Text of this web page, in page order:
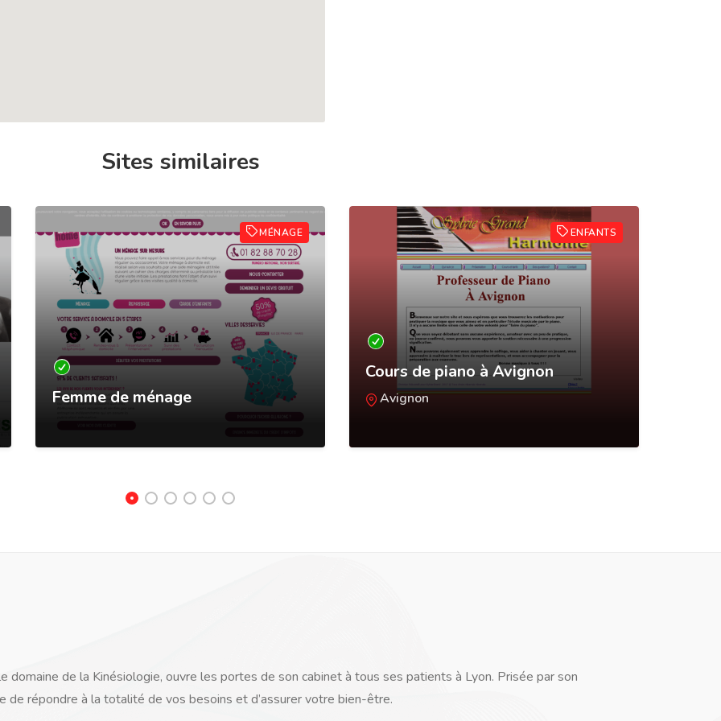
Sites similaires
MÉNAGE
Femme de ménage
ENFANTS
Cours de piano à Avignon
Avignon
domaine de la Kinésiologie, ouvre les portes de son cabinet à tous ses patients à Lyon. Prisée par son
de répondre à la totalité de vos besoins et d’assurer votre bien-être.